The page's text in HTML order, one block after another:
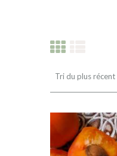
INFOS